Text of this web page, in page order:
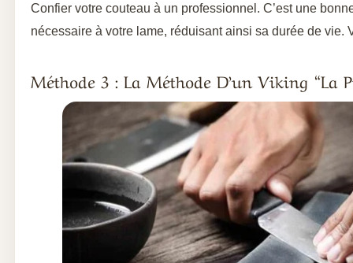
Confier votre couteau à un professionnel. C’est une
nécessaire à votre lame, réduisant ainsi sa durée de
Méthode 3 : La Méthode D’un Viking “la